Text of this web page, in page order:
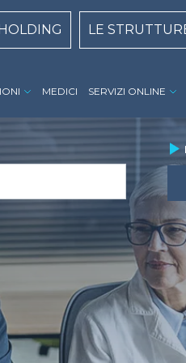
Top navigation
LE
MEDICI SERVIZI ONLINE